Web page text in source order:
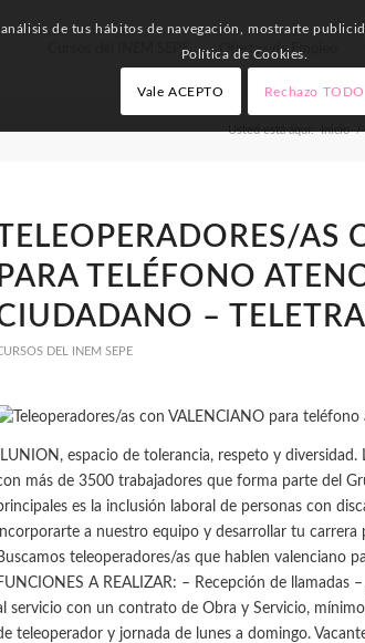
Cursos del INEM SEPE Ofertas de Empleo
Usted está aquí: Inicio /
AS
PARA TELÉFONO
–
DEL INEM SEPE
ILUNION, espacio de tolerancia, respeto y
más de 3500 trabajadores que forma parte del
es la inclusión laboral de personas con
a nuestro equipo y desarrollar tu carrera
teleoperadores/as que hablen valenciano
A REALIZAR: – Recepción de llamadas
servicio con un contrato de Obra y Servicio,
teleoperador y jornada de lunes a domingo.
de tus hábitos de navegación, mostrarte
Política de Cookies.
Vale ACEPTO Rechazo TODO